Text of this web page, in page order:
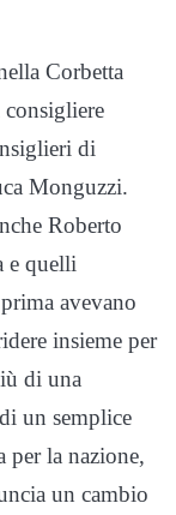
Corbetta
di
Monguzzi.
Roberto
e quelli
avevano
insieme per
di una
un semplice
per la nazione,
un cambio